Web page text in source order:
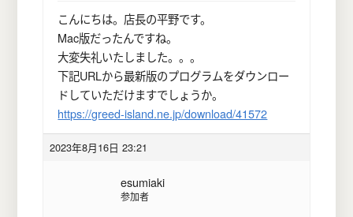
こんにちは。店長の平野です。
Mac版だったんですね。
大変失礼いたしました。。。
下記URLから最新版のプログラムをダウンロー
ドしていただけますでしょうか。
https://greed-island.ne.jp/download/41572
2023年8月16日 23:21
esumiaki
参加者